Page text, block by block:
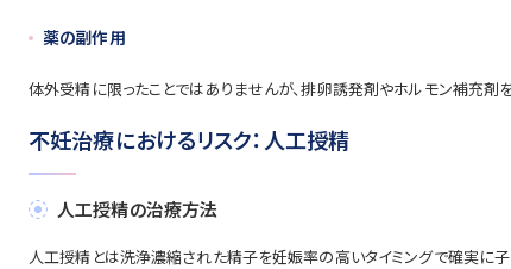
薬の副作用
体外受精に限ったことではありませんが、排卵誘発剤やホルモン補充剤
不妊治療におけるリスク：人工授精
人工授精の治療方法
人工授精とは洗浄濃縮された精子を妊娠率の高いタイミングで確実に